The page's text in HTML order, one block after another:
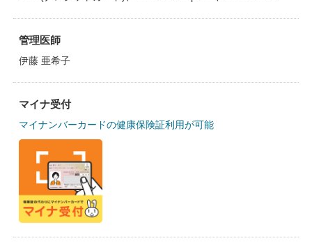
管理医師
伊藤 亜希子
マイナ受付
マイナンバーカードの健康保険証利用が可能